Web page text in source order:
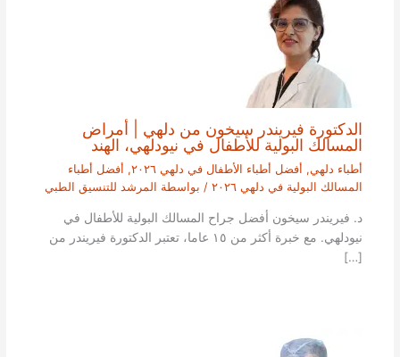
الدكتورة فيريندر سيخون من دلهي | أمراض
المسالك البولية للأطفال في نيودلهي، الهند
أطباء دلهي, أفضل أطباء الأطفال في دلهي ٢٠٢٦ , أفضل أطباء
المسالك البولية في دلهي ٢٠٢٦
/ بواسطة المرشد للتنسيق الطبي
د. فيريندر سيخون أفضل جراح المسالك البولية للأطفال في
نيودلهي. مع خبرة أكثر من ١٥ عاما، تعتبر الدكتورة فيريندر من
[…]